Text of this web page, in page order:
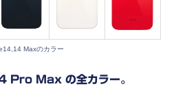
Maxのカラー
Max の全カラー。